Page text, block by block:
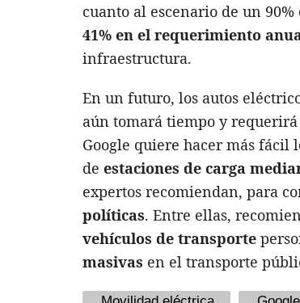
cuanto al escenario de un 90%
41% en el requerimiento
infraestructura.
En un futuro, los autos
aún tomará tiempo y requerirá
Google quiere hacer más fácil
de estaciones de carga
expertos recomiendan, para
políticas. Entre ellas,
vehículos de transporte
masivas en el transporte